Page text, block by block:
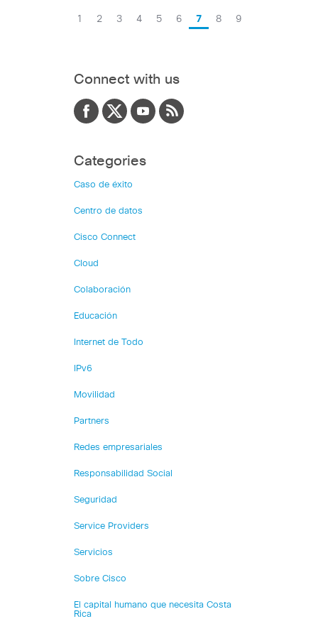
1 2 3 4 5 6 7 8 9
Connect with us
Categories
Caso de éxito
Centro de datos
Cisco Connect
Cloud
Colaboración
Educación
Internet de Todo
IPv6
Movilidad
Partners
Redes empresariales
Responsabilidad Social
Seguridad
Service Providers
Servicios
Sobre Cisco
El capital humano que necesita Costa
Rica